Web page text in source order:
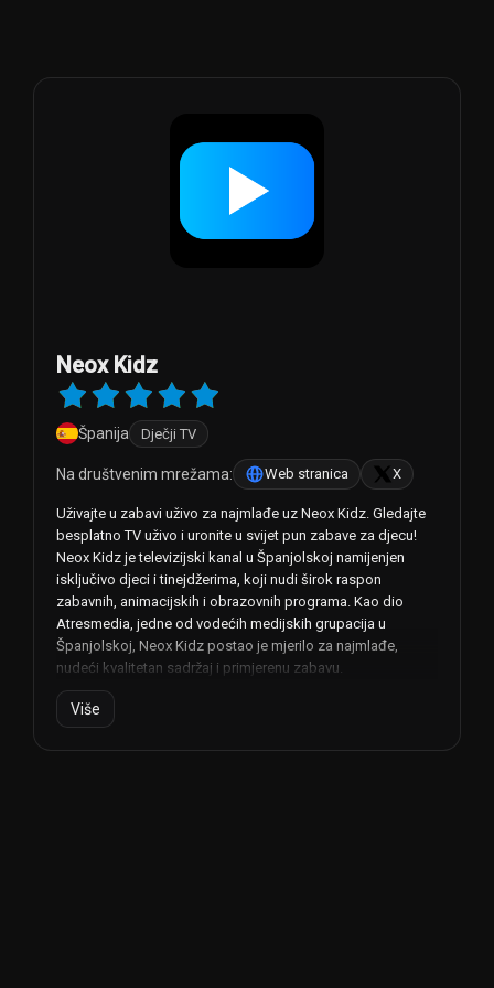
Neox Kidz
Španija Dječji TV
Na društvenim mrežama: Web stranica X
Uživajte u zabavi uživo za najmlađe uz Neox Kidz. Gledajte
besplatno TV uživo i uronite u svijet pun zabave za djecu!
Neox Kidz je televizijski kanal u Španjolskoj namijenjen
isključivo djeci i tinejdžerima, koji nudi širok raspon
zabavnih, animacijskih i obrazovnih programa. Kao dio
Atresmedia, jedne od vodećih medijskih grupacija u
Španjolskoj, Neox Kidz postao je mjerilo za najmlađe,
nudeći kvalitetan sadržaj i primjerenu zabavu.
Neox Kidz se emitira uživo 24 sata dnevno, 7 dana u tjednu,
dajući djeci i tinejdžerima priliku da uživaju u svojim
omiljenim programima u bilo koje vrijeme. Uz mnoštvo
Više